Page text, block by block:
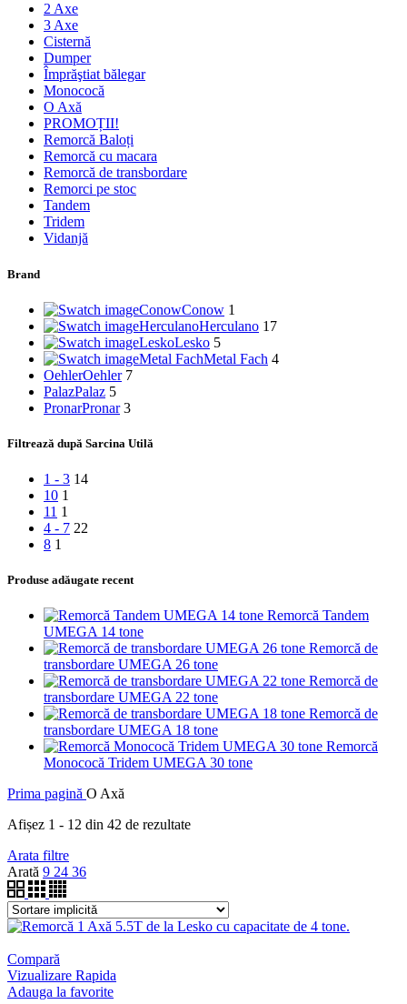
2 Axe
3 Axe
Cisternă
Dumper
Împrăştiat bălegar
Monococă
O Axă
PROMOȚII!
Remorcă Baloți
Remorcă cu macara
Remorcă de transbordare
Remorci pe stoc
Tandem
Tridem
Vidanjă
Brand
ConowConow 1
HerculanoHerculano 17
LeskoLesko 5
Metal FachMetal Fach 4
OehlerOehler 7
PalazPalaz 5
PronarPronar 3
Filtrează după Sarcina Utilă
1 - 3 14
10 1
11 1
4 - 7 22
8 1
Produse adăugate recent
Remorcă Tandem
UMEGA 14 tone
Remorcă de
transbordare UMEGA 26 tone
Remorcă de
transbordare UMEGA 22 tone
Remorcă de
transbordare UMEGA 18 tone
Remorcă
Monococă Tridem UMEGA 30 tone
Prima pagină O Axă
Afișez 1 - 12 din 42 de rezultate
Arata filtre
Arată 9 24 36
Compară
Vizualizare Rapida
Adauga la favorite